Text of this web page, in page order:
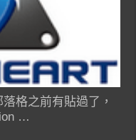
格之前有貼過了，
…